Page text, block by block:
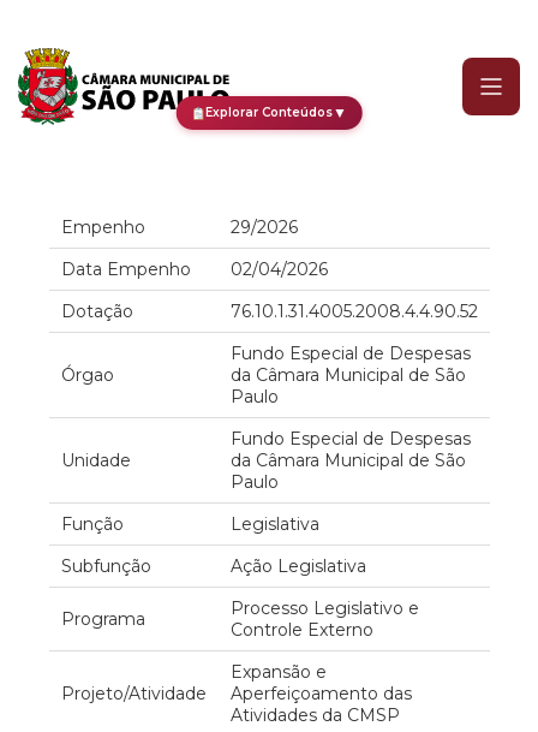
Explorar Conteúdos▼
Empenho
29/2026
Data Empenho
02/04/2026
Dotação
76.10.1.31.4005.2008.4.4.90.52
Órgao
Fundo Especial de Despesas
da Câmara Municipal de São
Paulo
Unidade
Fundo Especial de Despesas
da Câmara Municipal de São
Paulo
Função
Legislativa
Subfunção
Ação Legislativa
Programa
Processo Legislativo e
Controle Externo
Projeto/Atividade
Expansão e
Aperfeiçoamento das
Atividades da CMSP